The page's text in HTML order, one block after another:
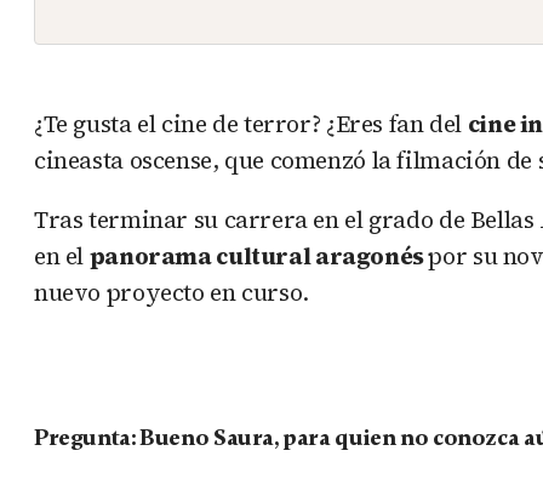
¿Te gusta el cine de terror? ¿Eres fan del cine
cineasta oscense, que comenzó la filmación
Tras terminar su carrera en el grado de
en elpanorama cultural aragonéspor su
nuevo proyecto en curso.
Pregunta: Bueno Saura, para quien no conozca